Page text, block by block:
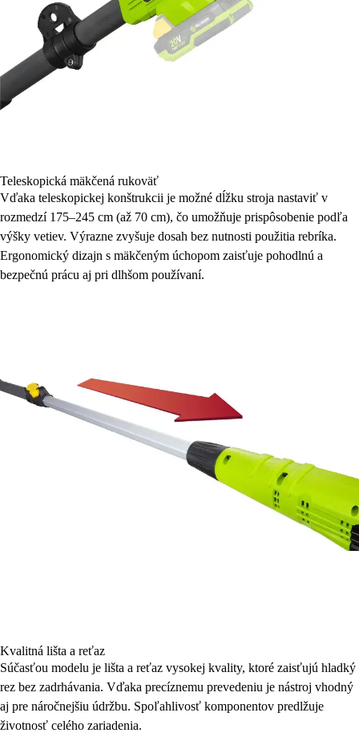
Vďaka teleskopickej konštrukcii je možné dĺžku stroja nastaviť v
rozmedzí 175–245 cm (až 70 cm), čo umožňuje prispôsobenie podľa
výšky vetiev. Výrazne zvyšuje dosah bez nutnosti použitia rebríka.
Ergonomický dizajn s mäkčeným úchopom zaisťuje pohodlnú a
bezpečnú prácu aj pri dlhšom používaní.
Súčasťou modelu je lišta a reťaz vysokej kvality, ktoré zaisťujú hladký
rez bez zadrhávania. Vďaka precíznemu prevedeniu je nástroj vhodný
aj pre náročnejšiu údržbu. Spoľahlivosť komponentov predlžuje
životnosť celého zariadenia.